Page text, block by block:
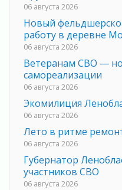
06 августа 2026
Новый
работу в деревне
06 августа 2026
Ветеранам СВО —
самореализации
06 августа 2026
Экомилиция
06 августа 2026
Лето в ритме
06 августа 2026
Губернатор
участников СВО
06 августа 2026